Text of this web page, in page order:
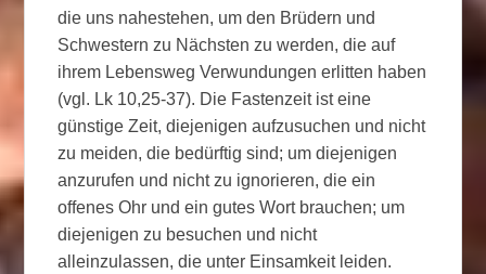
die uns nahestehen, um den Brüdern und
Schwestern zu Nächsten zu werden, die auf
ihrem Lebensweg Verwundungen erlitten haben
(vgl. Lk 10,25-37). Die Fastenzeit ist eine
günstige Zeit, diejenigen aufzusuchen und nicht
zu meiden, die bedürftig sind; um diejenigen
anzurufen und nicht zu ignorieren, die ein
offenes Ohr und ein gutes Wort brauchen; um
diejenigen zu besuchen und nicht
alleinzulassen, die unter Einsamkeit leiden.